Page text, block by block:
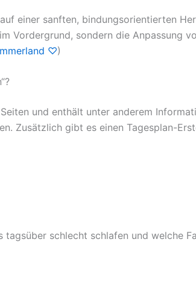
einer sanften, bindungsorientierten
Vordergrund, sondern die Anpassung
♡)
und enthält unter anderem
Zusätzlich gibt es einen Tagesplan-
schlecht schlafen und welche